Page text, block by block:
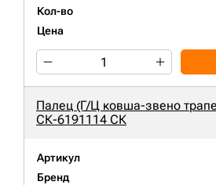
Кол-во
Цена
Палец (Г/Ц ковша-звено
СК-6191114 СК
Артикул
Бренд